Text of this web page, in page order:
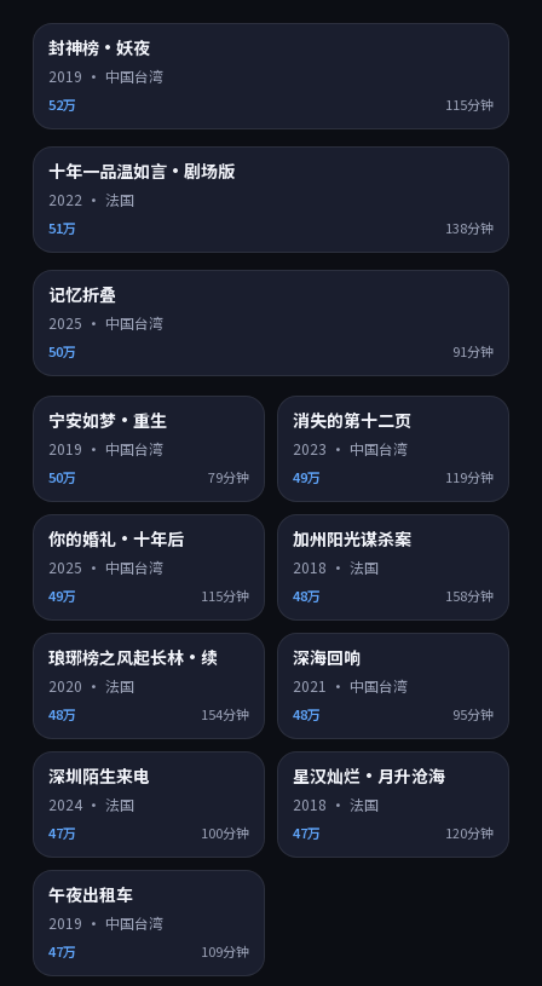
8.0
封神榜·妖夜
2019 · 中国台湾
52万 115分钟
8.2
十年一品温如言·剧场版
2022 · 法国
51万 138分钟
8.9
记忆折叠
2025 · 中国台湾
50万 91分钟
8.3
宁安如梦·重生
2019 · 中国台湾
50万 79分钟
7.2
消失的第十二页
2023 · 中国台湾
49万 119分钟
8.8
你的婚礼·十年后
2025 · 中国台湾
49万 115分钟
7.4
加州阳光谋杀案
2018 · 法国
48万 158分钟
6.8
琅琊榜之风起长林·续
2020 · 法国
48万 154分钟
8.1
深海回响
2021 · 中国台湾
48万 95分钟
8.4
深圳陌生来电
2024· 法国
47万 100分钟
7.8
星汉灿烂·月升沧海
2018 · 法国
47万 120分钟
8.6
午夜出租车
2019 · 中国台湾
47万 109分钟